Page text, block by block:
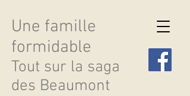
Une famille
formidable
Tout sur la saga
des Beaumont